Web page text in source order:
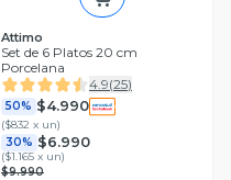
Attimo
Set de 6 Platos 20 cm
Porcelana
4.9(25)
50% $4.990
($832 x un)
30% $6.990
($1.165 x un)
$9.990